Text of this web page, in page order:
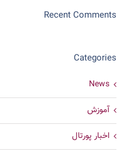
Recent Comments
Categories
News
آموزش
اخبار پورتال